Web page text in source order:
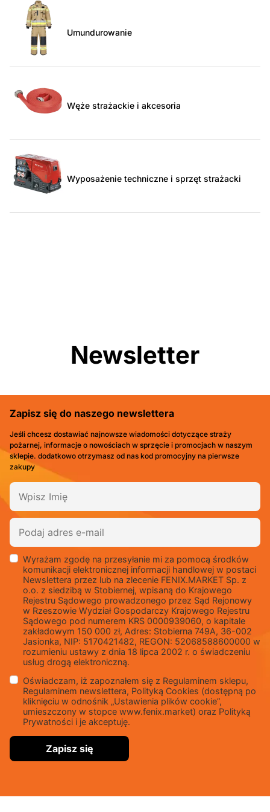
Umundurowanie
Węże strażackie i akcesoria
Wyposażenie techniczne i sprzęt strażacki
Newsletter
Zapisz się do naszego newslettera
Jeśli chcesz dostawiać najnowsze wiadomości dotyczące straży
pożarnej, informacje o nowościach w sprzęcie i promocjach w naszym
sklepie. dodatkowo otrzymasz od nas kod promocyjny na pierwsze
zakupy
Wyrażam zgodę na przesyłanie mi za pomocą środków
komunikacji elektronicznej informacji handlowej w postaci
Newslettera przez lub na zlecenie FENIX.MARKET Sp. z
o.o. z siedzibą w Stobiernej, wpisaną do Krajowego
Rejestru Sądowego prowadzonego przez Sąd Rejonowy
w Rzeszowie Wydział Gospodarczy Krajowego Rejestru
Sądowego pod numerem KRS 0000939060, o kapitale
zakładowym 150 000 zł, Adres: Stobierna 749A, 36-002
Jasionka, NIP: 5170421482, REGON: 52068588600000 w
rozumieniu ustawy z dnia 18 lipca 2002 r. o świadczeniu
usług drogą elektroniczną.
Oświadczam, iż zapoznałem się z Regulaminem sklepu,
Regulaminem newslettera, Polityką Cookies (dostępną po
kliknięciu w odnośnik „Ustawienia plików cookie”,
umieszczony w stopce www.fenix.market) oraz Polityką
Prywatności i je akceptuję.